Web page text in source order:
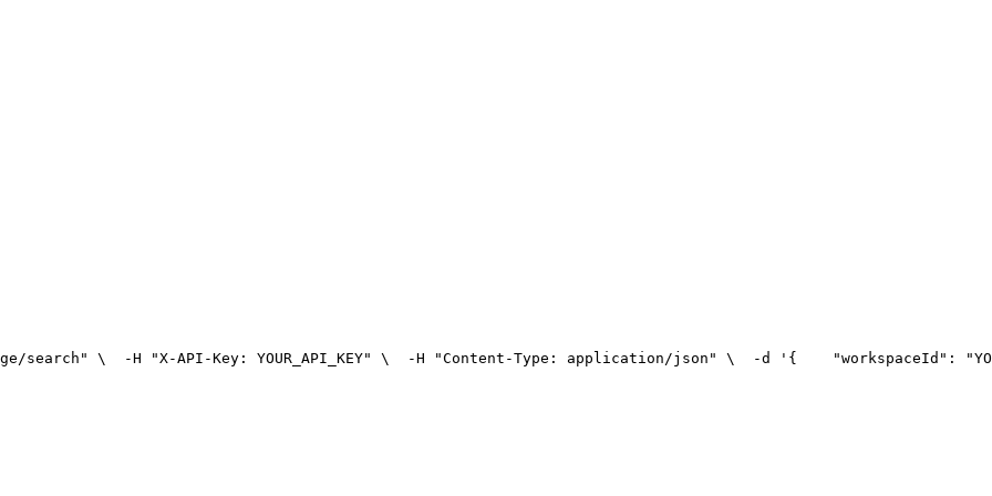
search" \
  -H "X-API-Key: YOUR_API_KEY" \
  -H "Content-Type: application/json" \
  -d '{
"workspaceId":